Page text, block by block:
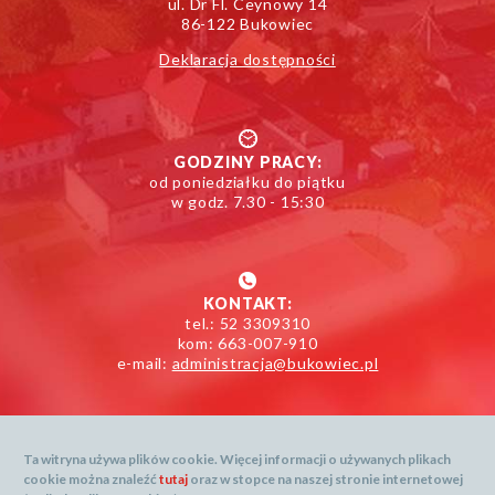
86-122 Bukowiec
Deklaracja dostępności
GODZINY PRACY:
od poniedziałku do piątku
w godz. 7.30 - 15:30
KONTAKT:
tel.: 52 3309310
kom: 663-007-910
e-mail: administracja@bukowiec.pl
Mapa serwisu
Ta witryna używa plików cookie. Więcej informacji o używanych plikach
cookie można znaleźćtutaj oraz w stopce na naszej stronie internetowej